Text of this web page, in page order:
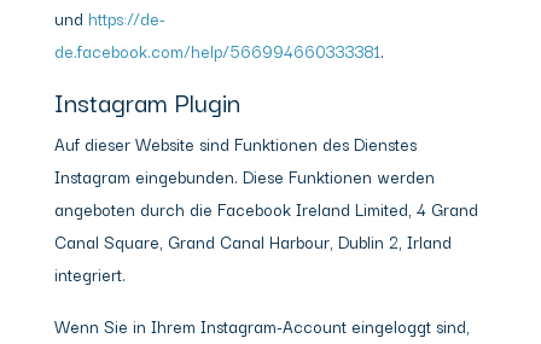
und https://de-
de.facebook.com/help/566994660333381.
Instagram Plugin
Auf dieser Website sind Funktionen des Dienstes
Instagram eingebunden. Diese Funktionen werden
angeboten durch die Facebook Ireland Limited, 4 Grand
Canal Square, Grand Canal Harbour, Dublin 2, Irland
integriert.
Wenn Sie in Ihrem Instagram-Account eingeloggt sind,